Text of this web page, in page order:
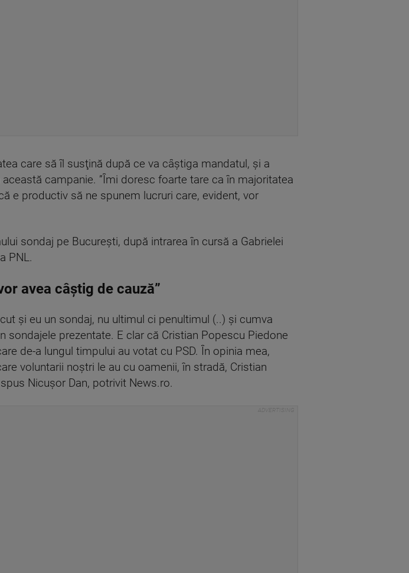
care să îl susţină după ce va câştiga mandatul, şi a
campanie. ”Îmi doresc foarte tare ca în majoritatea
e productiv să ne spunem lucruri care, evident, vor
sondaj pe Bucureşti, după intrarea în cursă a Gabrielei
PNL.
avea câştig de cauză”
şi eu un sondaj, nu ultimul ci penultimul (..) şi cumva
prezentate. E clar că Cristian Popescu Piedone
de-a lungul timpului au votat cu PSD. În opinia mea,
voluntarii noştri le au cu oamenii, în stradă, Cristian
Nicuşor Dan, potrivit News.ro.